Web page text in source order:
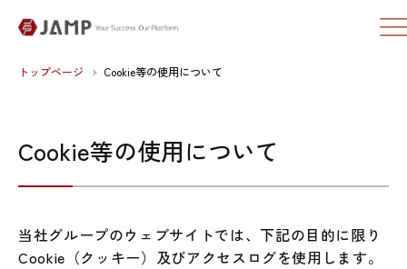
トップページ Cookie等の使用について
Cookie等の使用について
当社グループのウェブサイトでは、下記の目的に限り
Cookie（クッキー）及びアクセスログを使用します。